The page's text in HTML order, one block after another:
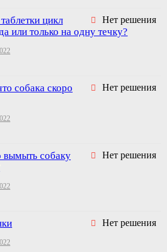
Нет решения
цикл
или только на одну течку?
Нет решения
собака скоро
Нет решения
собаку
Нет решения